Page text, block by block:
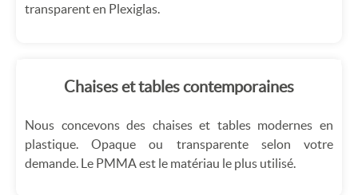
transparent en Plexiglas.
Chaises et tables contemporaines
Nous concevons des chaises et tables modernes en
plastique. Opaque ou transparente selon votre
demande. Le PMMA est le matériau le plus utilisé.